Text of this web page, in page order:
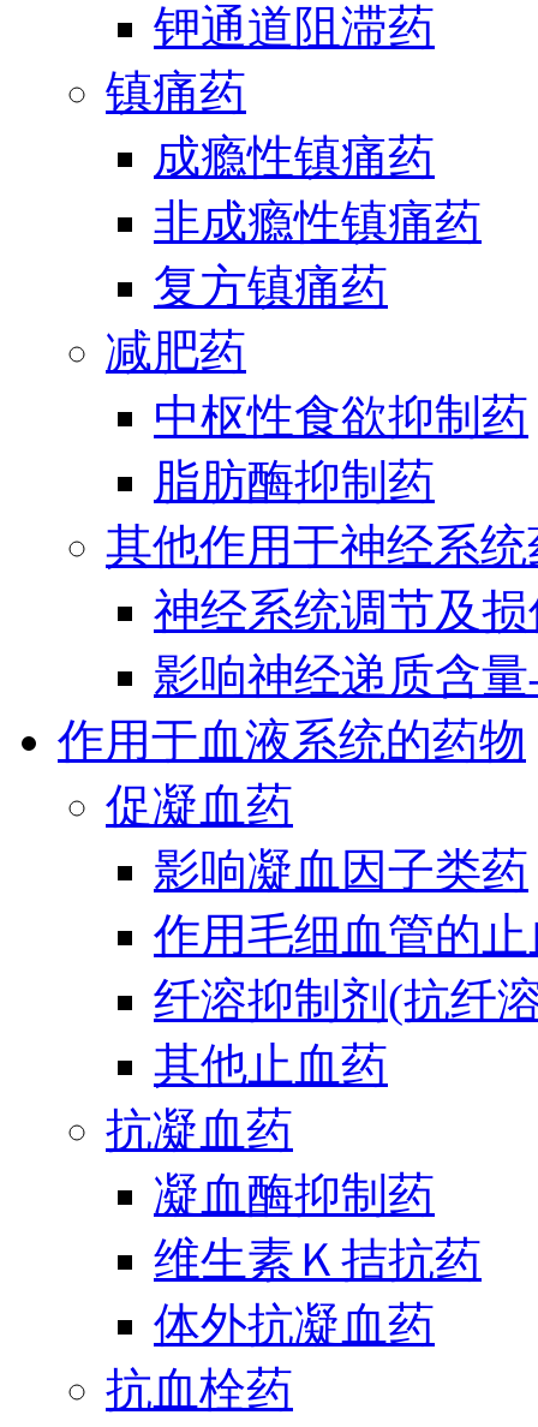
钾通道阻滞药
镇痛药
成瘾性镇痛药
非成瘾性镇痛药
复方镇痛药
减肥药
中枢性食欲抑制药
脂肪酶抑制药
其他作用于神经系统
神经系统调节及
影响神经递质含
作用于血液系统的药物
促凝血药
影响凝血因子类药
作用毛细血管的
纤溶抑制剂(抗纤
其他止血药
抗凝血药
凝血酶抑制药
维生素Ｋ拮抗药
体外抗凝血药
抗血栓药